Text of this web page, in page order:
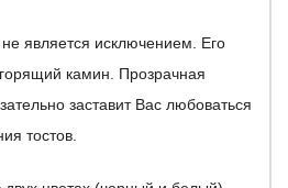
является исключением. Его
камин. Прозрачная
заставит Вас любоваться
тостов.